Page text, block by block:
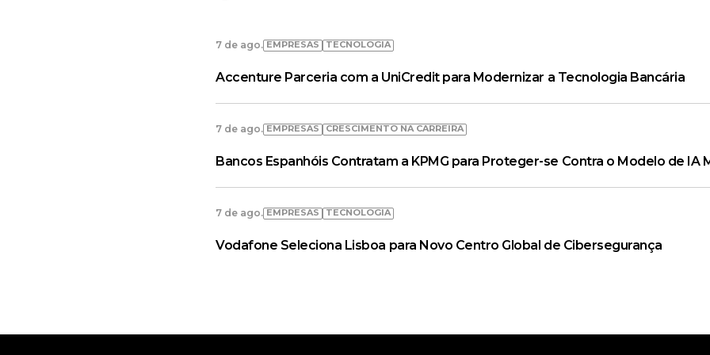
7 de ago. EMPRESAS TECNOLOGIA
Accenture Parceria com a UniCredit para Modernizar a Tecnologia Bancária
7 de ago. EMPRESAS CRESCIMENTO NA CARREIRA
Bancos Espanhóis Contratam a KPMG para Proteger-se Contra o Modelo de IA
7 de ago. EMPRESAS TECNOLOGIA
Vodafone Seleciona Lisboa para Novo Centro Global de Cibersegurança